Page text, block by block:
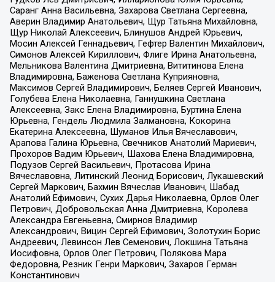
Саранг Анна Васильевна, Захарова Светлана Сергеевна,
Аверин Владимир Анатольевич, Щур Татьяна Михайловна,
Щур Николай Алексеевич, Блинушов Андрей Юрьевич,
Мосин Алексей Геннадьевич, Гефтер Валентин Михайлович,
Симонов Алексей Кириллович, Флиге Ирина Анатольевна,
Мельникова Валентина Дмитриевна, Вититинова Елена
Владимировна, Баженова Светлана Куприяновна,
Максимов Сергей Владимирович, Беляев Сергей Иванович,
Голубева Елена Николаевна, Ганнушкина Светлана
Алексеевна, Закс Елена Владимировна, Буртина Елена
Юрьевна, Гендель Людмила Залмановна, Кокорина
Екатерина Алексеевна, Шуманов Илья Вячеславович,
Арапова Галина Юрьевна, Свечников Анатолий Мариевич,
Прохоров Вадим Юрьевич, Шахова Елена Владимировна,
Подузов Сергей Васильевич, Протасова Ирина
Вячеславовна, Литинский Леонид Борисович, Лукашевский
Сергей Маркович, Бахмин Вячеслав Иванович, Шабад
Анатолий Ефимович, Сухих Дарья Николаевна, Орлов Олег
Петрович, Добровольская Анна Дмитриевна, Королева
Александра Евгеньевна, Смирнов Владимир
Александрович, Вицин Сергей Ефимович, Золотухин Борис
Андреевич, Левинсон Лев Семенович, Локшина Татьяна
Иосифовна, Орлов Олег Петрович, Полякова Мара
Федоровна, Резник Генри Маркович, Захаров Герман
Константинович